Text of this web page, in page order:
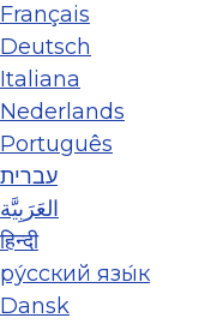
Français
Deutsch
Italiana
Nederlands
Português
עברית
العَرَبِيَّة
हिन्दी
ру́сский язы́к
Dansk